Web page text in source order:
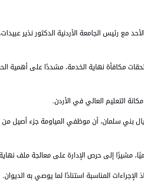
مع رئيس الجامعة الأردنية الدكتور نذير
مكافأة نهاية الخدمة، مشددًا على أهمية
التعليم العالي في الأردن.
بني سلمان، أن موظفي المياومة جزء أصيل
مشيرًا إلى حرص الإدارة على معالجة ملف
المناسبة استنادًا لما يوصي به الديوان.